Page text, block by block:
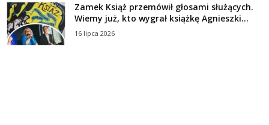
Zamek Książ przemówił głosami służących.
Wiemy już, kto wygrał książkę Agnieszki...
16 lipca 2026